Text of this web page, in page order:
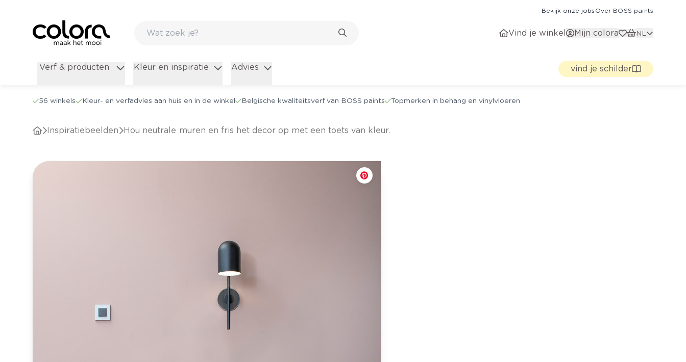
Bekijk onze jobs Over BOSS paints
Vind je winkel Mijn colora NL
Verf & producten Kleur en inspiratie Advies vind je schilder
56 winkels Kleur- en verfadvies aan huis en in de winkel Belgische kwaliteitsverf van BOSS paints Topmerken in behang en vinylvloeren
Inspiratiebeelden Hou neutrale muren en fris het decor op met een toets van kleur.